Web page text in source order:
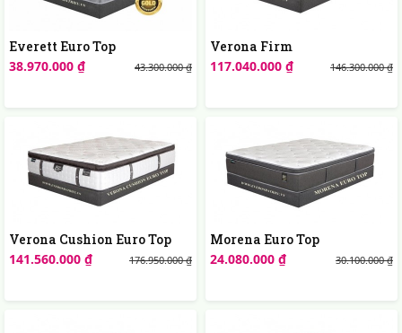
Everett Euro Top
43.300.000 ₫
38.970.000 ₫
Verona Firm
146.300.000 ₫
117.040.000 ₫
Verona Cushion Euro Top
176.950.000 ₫
141.560.000 ₫
Morena Euro Top
30.100.000 ₫
24.080.000 ₫